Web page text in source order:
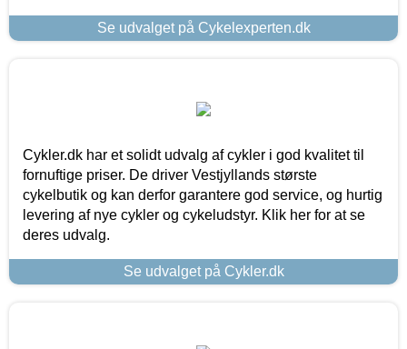
Se udvalget på Cykelexperten.dk
Cykler.dk har et solidt udvalg af cykler i god kvalitet til
fornuftige priser. De driver Vestjyllands største
cykelbutik og kan derfor garantere god service, og hurtig
levering af nye cykler og cykeludstyr. Klik her for at se
deres udvalg.
Se udvalget på Cykler.dk